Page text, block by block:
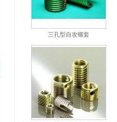
三孔型自攻螺套